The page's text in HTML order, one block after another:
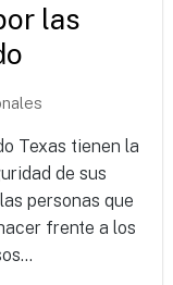
las
Texas tienen la
de sus
personas que
frente a los